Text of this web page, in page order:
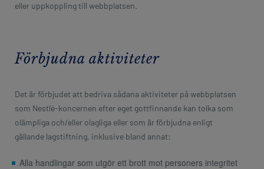
eller uppkoppling till webbplatsen.
Förbjudna aktiviteter
Det är förbjudet att bedriva sådana aktiviteter på webbplatsen
som Nestlé-koncernen efter eget gottfinnande kan tolka som
olämpliga och/eller olagliga eller som är förbjudna enligt
gällande lagstiftning, inklusive bland annat:
Alla handlingar som utgör ett brott mot personers integritet